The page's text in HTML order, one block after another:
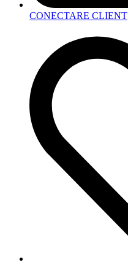
CONECTARE CLIENT